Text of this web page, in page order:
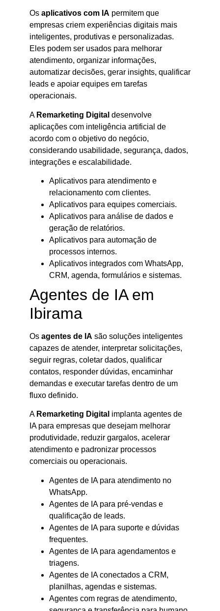
Os aplicativos com IA permitem que
empresas criem experiências digitais mais
inteligentes, produtivas e personalizadas.
Eles podem ser usados para melhorar
atendimento, organizar informações,
automatizar decisões, gerar insights, qualificar
leads e apoiar equipes em tarefas
operacionais.
A Remarketing Digital desenvolve
aplicações com inteligência artificial de
acordo com o objetivo do negócio,
considerando usabilidade, segurança, dados,
integrações e escalabilidade.
Aplicativos para atendimento e
relacionamento com clientes.
Aplicativos para equipes comerciais.
Aplicativos para análise de dados e
geração de relatórios.
Aplicativos para automação de
processos internos.
Aplicativos integrados com WhatsApp,
CRM, agenda, formulários e sistemas.
Agentes de IA em
Ibirama
Os agentes de IA são soluções inteligentes
capazes de atender, interpretar solicitações,
seguir regras, coletar dados, qualificar
contatos, responder dúvidas, encaminhar
demandas e executar tarefas dentro de um
fluxo definido.
A Remarketing Digital implanta agentes de
IA para empresas que desejam melhorar
produtividade, reduzir gargalos, acelerar
atendimento e padronizar processos
comerciais ou operacionais.
Agentes de IA para atendimento no
WhatsApp.
Agentes de IA para pré-vendas e
qualificação de leads.
Agentes de IA para suporte e dúvidas
frequentes.
Agentes de IA para agendamentos e
triagens.
Agentes de IA conectados a CRM,
planilhas, agendas e sistemas.
Agentes com regras de atendimento,